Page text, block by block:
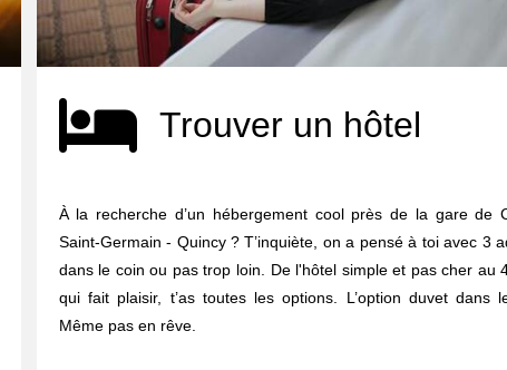
Trouver un hôtel
À la recherche d’un hébergement cool près de la gare de
Saint-Germain - Quincy ? T’inquiète, on a pensé à toi avec 3
dans le coin ou pas trop loin. De l'hôtel simple et pas cher au
qui fait plaisir, t’as toutes les options. L’option duvet dans
Même pas en rêve.